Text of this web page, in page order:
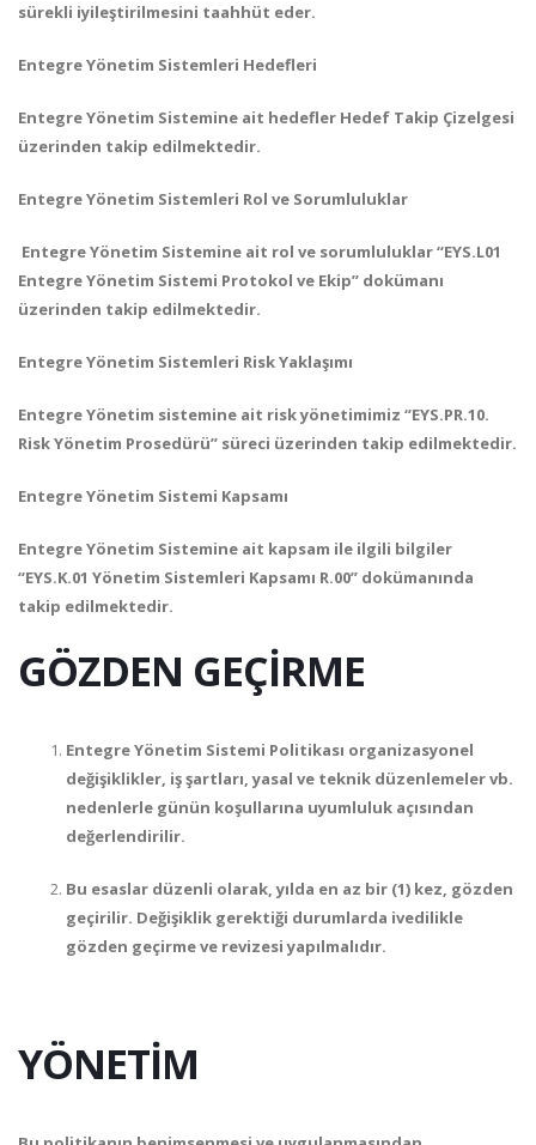
sürekli iyileştirilmesini taahhüt eder.
Entegre Yönetim Sistemleri Hedefleri
Entegre Yönetim Sistemine ait hedefler Hedef Takip Çizelgesi
üzerinden takip edilmektedir.
Entegre Yönetim Sistemleri Rol ve Sorumluluklar
Entegre Yönetim Sistemine ait rol ve sorumluluklar “EYS.L01
Entegre Yönetim Sistemi Protokol ve Ekip” dokümanı
üzerinden takip edilmektedir.
Entegre Yönetim Sistemleri Risk Yaklaşımı
Entegre Yönetim sistemine ait risk yönetimimiz “EYS.PR.10.
Risk Yönetim Prosedürü” süreci üzerinden takip edilmektedir.
Entegre Yönetim Sistemi Kapsamı
Entegre Yönetim Sistemine ait kapsam ile ilgili bilgiler
“EYS.K.01 Yönetim Sistemleri Kapsamı R.00” dokümanında
takip edilmektedir.
GÖZDEN GEÇİRME
Entegre Yönetim Sistemi Politikası organizasyonel
değişiklikler, iş şartları, yasal ve teknik düzenlemeler vb.
nedenlerle günün koşullarına uyumluluk açısından
değerlendirilir.
Bu esaslar düzenli olarak, yılda en az bir (1) kez, gözden
geçirilir. Değişiklik gerektiği durumlarda ivedilikle
gözden geçirme ve revizesi yapılmalıdır.
YÖNETİM